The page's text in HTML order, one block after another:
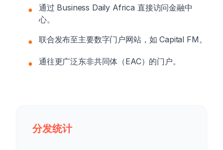
●
通过 Business Daily Africa 直接访问金融中
心。
● 联合发布至主要数字门户网站，如 Capital FM。
● 通往更广泛东非共同体（EAC）的门户。
分发统计